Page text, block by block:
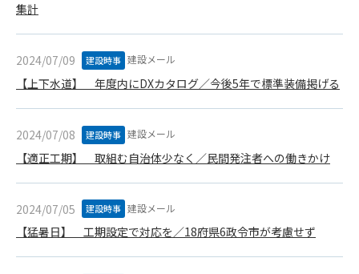
集計
2024/07/09 建設時事 建設メール
【上下水道】 年度内にDXカタログ／今後5年で標準装備掲げる
2024/07/08 建設時事 建設メール
【適正工期】 取組む自治体少なく／民間発注者への働きかけ
2024/07/05 建設時事 建設メール
【猛暑日】 工期設定で対応を／18府県6政令市が考慮せず
第10条（免責事項）
管理者は、会員が登録した内容が以下に該当する、またはその
恐れのあるものは、会員の承諾なく削除できるものとします。
1. 管理者は、会員が本サービスを利用することにより得た情報
等（プログラムを含みます）について、その完全性、正確性
生じた一切の損害に対して、管理者は、何らの責任も負わな
いものとします。
2. 会員は、自己の費用と責任において本サービスを利用するも
問合せ、クレーム、請求等がなされまたは訴訟が提起された
場合、当該会員は、自らの費用と責任においてこれを解決す
るものとし、管理者を一切免責するものとします。